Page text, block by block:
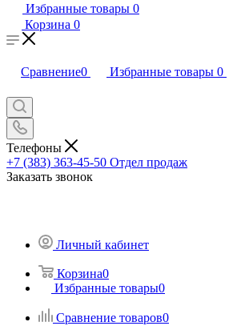
Избранные товары 0
Корзина 0
Сравнение0 Избранные товары 0
Телефоны
+7 (383) 363-45-50 Отдел продаж
Заказать звонок
Личный кабинет
Корзина0
Избранные товары0
Сравнение товаров0